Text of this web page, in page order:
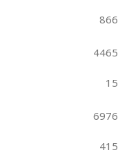
866
4465
15
6976
415